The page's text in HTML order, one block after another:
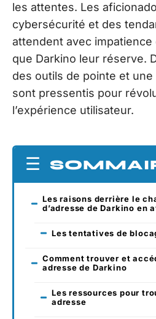
les attentes. Les
cybersécurité et des
attendent avec
que Darkino leur réserve.
des outils de pointe et
sont pressentis pour
l’expérience utilisateur.
Les raisons derrière le
d’adresse de Darkino en
Les tentatives de
Comment trouver et
adresse de Darkino
Les ressources pour
adresse